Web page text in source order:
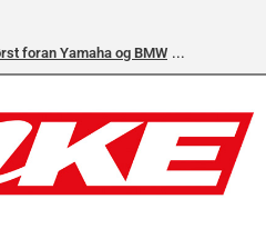
foran Yamaha og BMW